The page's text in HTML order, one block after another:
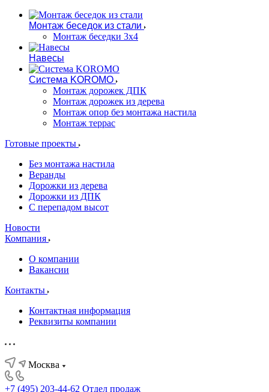
Монтаж беседок из стали
Монтаж беседки 3х4
Навесы
Система KOROMO
Монтаж дорожек ДПК
Монтаж дорожек из дерева
Монтаж опор без монтажа настила
Монтаж террас
Готовые проекты
Без монтажа настила
Веранды
Дорожки из дерева
Дорожки из ДПК
С перепадом высот
Новости
Компания
О компании
Вакансии
Контакты
Контактная информация
Реквизиты компании
Москва
+7 (495) 203-44-62 Отдел продаж